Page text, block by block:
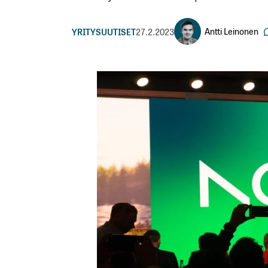
YRITYSUUTISET27.2.2023 Antti Leinonen